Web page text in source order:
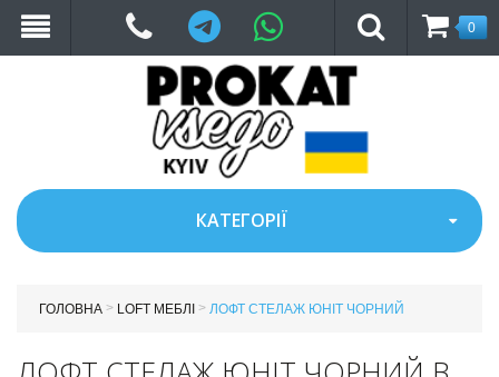
Telegram
0
КАТЕГОРІЇ
ГОЛОВНА > LOFT МЕБЛІ > ЛОФТ СТЕЛАЖ ЮНІТ ЧОРНИЙ